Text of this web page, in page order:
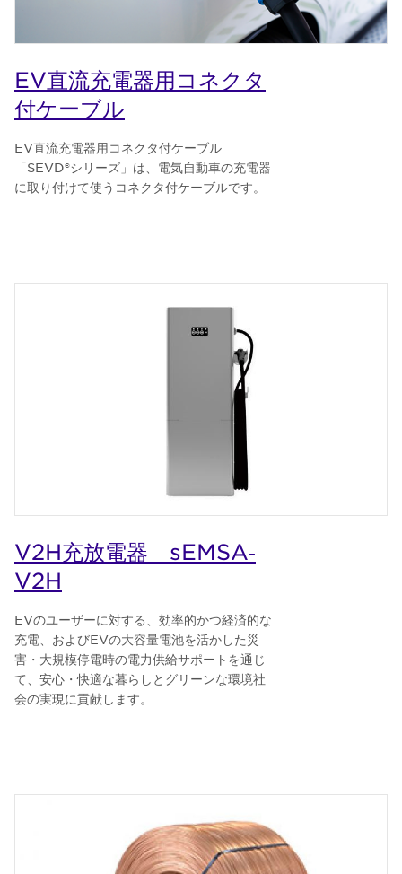
EV直流充電器用コネクタ
付ケーブル
EV直流充電器用コネクタ付ケーブル
「SEVD®シリーズ」は、電気自動車の充電器
に取り付けて使うコネクタ付ケーブルです。
V2H充放電器 sEMSA‐
V2H
EVのユーザーに対する、効率的かつ経済的な
充電、およびEVの大容量電池を活かした災
害・大規模停電時の電力供給サポートを通じ
て、安心・快適な暮らしとグリーンな環境社
会の実現に貢献します。